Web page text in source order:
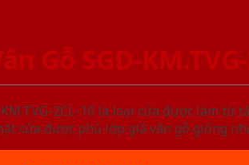
Gỗ SGD-
2CL-10 là loại cửa được làm
cửa được phủ lớp giả vân gỗ giống